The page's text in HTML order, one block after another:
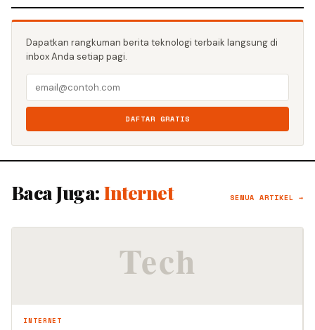
Dapatkan rangkuman berita teknologi terbaik langsung di
inbox Anda setiap pagi.
DAFTAR GRATIS
Baca Juga: Internet SEMUA ARTIKEL →
INTERNET